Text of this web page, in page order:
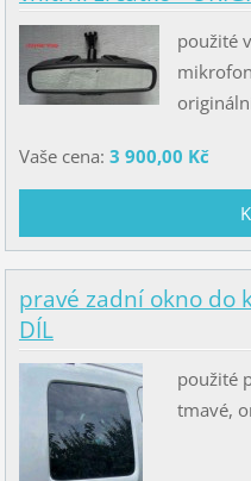
použité
Vaše cena: 3 900,00 Kč
pravé zadní okno do
DÍL
použité
tmavé,